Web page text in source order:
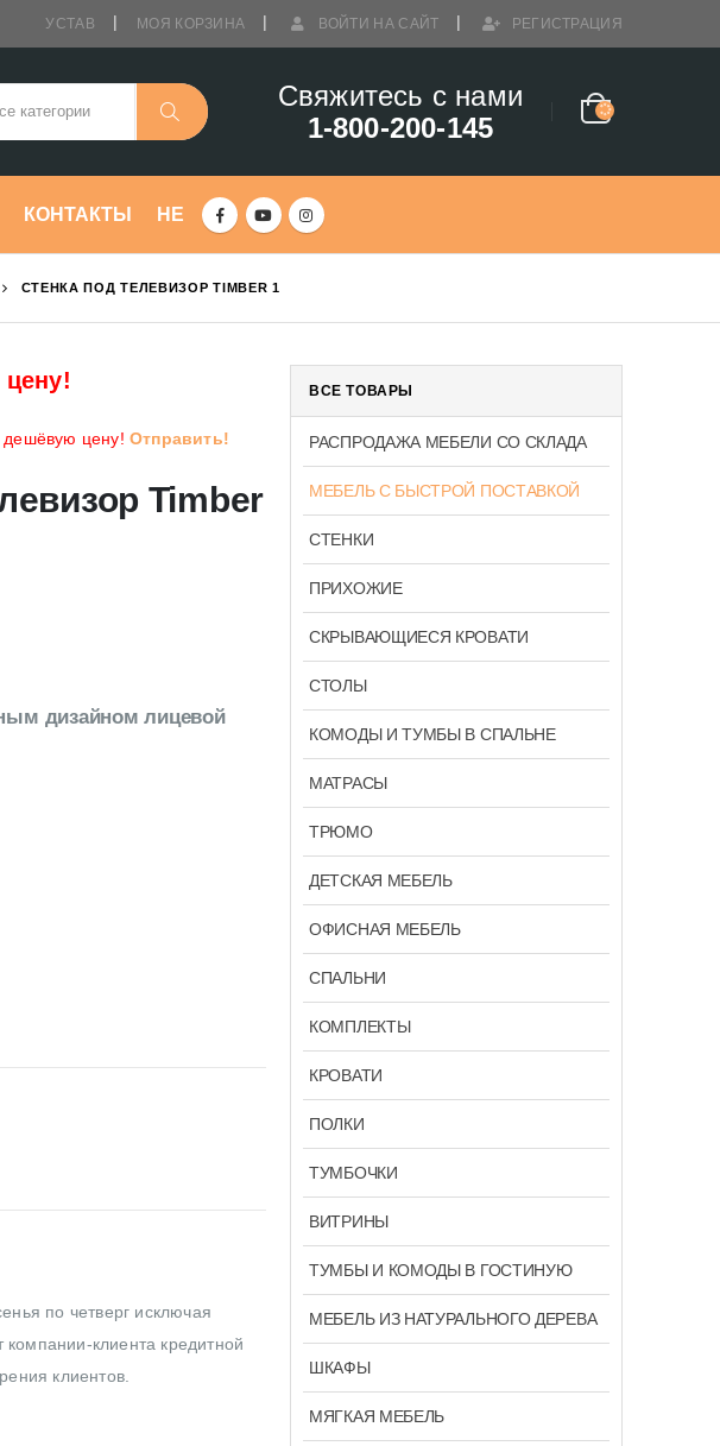
УСТАВ МОЯ КОРЗИНА ВОЙТИ НА САЙТ РЕГИСТРАЦИЯ
Свяжитесь с нами
1-800-200-145
КОНТАКТЫ HE
СТЕНКА ПОД ТЕЛЕВИЗОР TIMBER 1
дешёвую цену! Отправить!
Timber
дизайном лицевой
по четверг исключая
клиента кредитной
клиентов.
ВСЕ ТОВАРЫ
РАСПРОДАЖА МЕБЕЛИ СО СКЛАДА
МЕБЕЛЬ С БЫСТРОЙ ПОСТАВКОЙ
СТЕНКИ
ПРИХОЖИЕ
СКРЫВАЮЩИЕСЯ КРОВАТИ
СТОЛЫ
КОМОДЫ И ТУМБЫ В СПАЛЬНЕ
МАТРАСЫ
ТРЮМО
ДЕТСКАЯ МЕБЕЛЬ
ОФИСНАЯ МЕБЕЛЬ
СПАЛЬНИ
КОМПЛЕКТЫ
КРОВАТИ
ПОЛКИ
ТУМБОЧКИ
ВИТРИНЫ
ТУМБЫ И КОМОДЫ В ГОСТИНУЮ
МЕБЕЛЬ ИЗ НАТУРАЛЬНОГО ДЕРЕВА
ШКАФЫ
МЯГКАЯ МЕБЕЛЬ